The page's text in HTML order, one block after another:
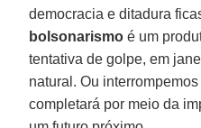
democracia e ditadura
bolsonarismo é um
tentativa de golpe, em
natural. Ou
completará por meio da